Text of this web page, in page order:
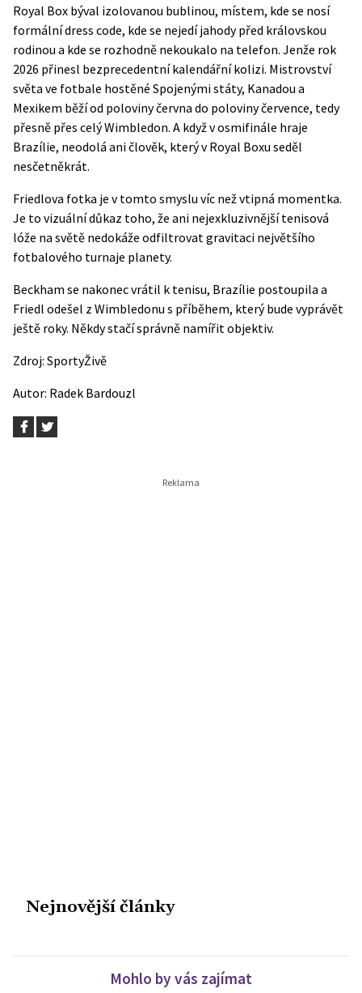
Royal Box býval izolovanou bublinou, místem, kde se nosí
formální dress code, kde se nejedí jahody před královskou
rodinou a kde se rozhodně nekoukalo na telefon. Jenže rok
2026 přinesl bezprecedentní kalendářní kolizi. Mistrovství
světa ve fotbale hostěné Spojenými státy, Kanadou a
Mexikem běží od poloviny června do poloviny července, tedy
přesně přes celý Wimbledon. A když v osmifinále hraje
Brazílie, neodolá ani člověk, který v Royal Boxu seděl
nesčetněkrát.
Friedlova fotka je v tomto smyslu víc než vtipná momentka.
Je to vizuální důkaz toho, že ani nejexkluzivnější tenisová
lóže na světě nedokáže odfiltrovat gravitaci největšího
fotbalového turnaje planety.
Beckham se nakonec vrátil k tenisu, Brazílie postoupila a
Friedl odešel z Wimbledonu s příběhem, který bude vyprávět
ještě roky. Někdy stačí správně namířit objektiv.
Zdroj: SportyŽivě
Autor: Radek Bardouzl
Nejnovější články
Mohlo by vás zajímat